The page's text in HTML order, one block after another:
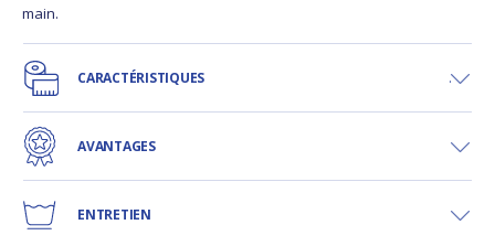
main.
CARACTÉRISTIQUES
AVANTAGES
ENTRETIEN